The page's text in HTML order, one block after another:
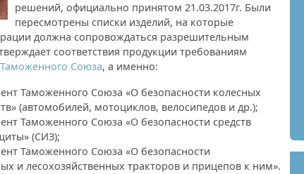
решений, официально принятом 21.03.2017г. Были
пересмотрены списки изделий, на которые
должна сопровождаться разрешительным
соответствия продукции требованиям
Союза, а именно:
Таможенного Союза «О безопасности колесных
(автомобилей, мотоциклов, велосипедов и др.);
Таможенного Союза «О безопасности средств
(СИЗ);
Таможенного Союза «О безопасности
и лесохозяйственных тракторов и прицепов к ним».